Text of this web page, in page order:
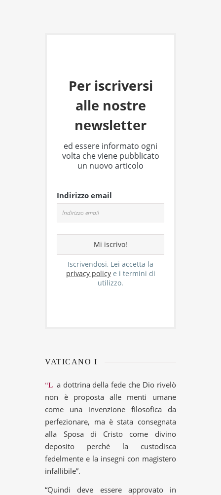
Per iscriversi
alle nostre
newsletter
ed essere informato ogni
volta che viene pubblicato
un nuovo articolo
Indirizzo email
Iscrivendosi, Lei accetta la
privacy policye i termini di
utilizzo.
VATICANO I
“La dottrina della fede che Dio rivelò
non è proposta alle menti umane
come una invenzione filosofica da
perfezionare, ma è stata consegnata
alla Sposa di Cristo come divino
deposito perché la custodisca
fedelmente e la insegni con magistero
infallibile”.
“Quindi deve essere approvato in